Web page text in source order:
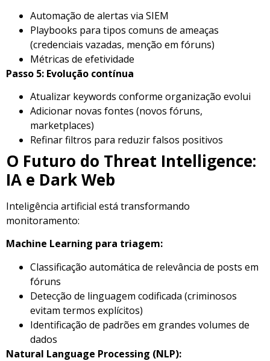
Automação de alertas via SIEM
Playbooks para tipos comuns de ameaças
(credenciais vazadas, menção em fóruns)
Métricas de efetividade
Passo 5: Evolução contínua
Atualizar keywords conforme organização evolui
Adicionar novas fontes (novos fóruns,
marketplaces)
Refinar filtros para reduzir falsos positivos
O Futuro do Threat Intelligence:
IA e Dark Web
Inteligência artificial está transformando
monitoramento:
Machine Learning para triagem:
Classificação automática de relevância de posts em
fóruns
Detecção de linguagem codificada (criminosos
evitam termos explícitos)
Identificação de padrões em grandes volumes de
dados
Natural Language Processing (NLP):